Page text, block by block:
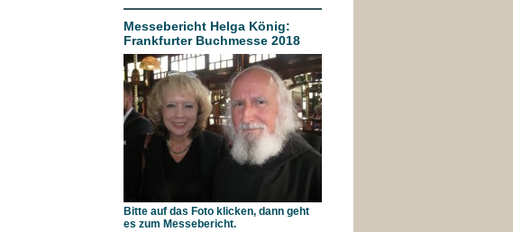
Messebericht Helga König:
Frankfurter Buchmesse 2018
Bitte auf das Foto klicken, dann geht
es zum Messebericht.